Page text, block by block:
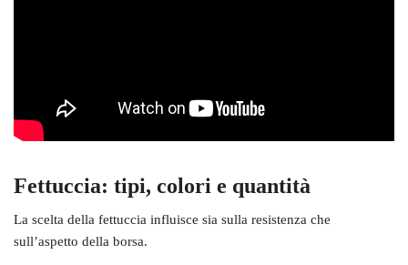
Fettuccia: tipi, colori e quantità
La scelta della fettuccia influisce sia sulla resistenza che
sull’aspetto della borsa.